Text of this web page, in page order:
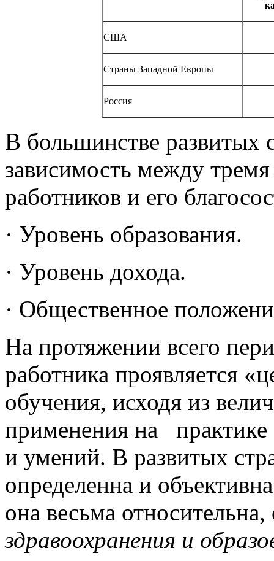
США
Страны Западной Европы
Россия
В большинстве развитых
зависимость между
работников и его
· Уровень образования.
· Уровень дохода.
· Общественное
На протяжении всего
работника проявляется
обучения, исходя из
применения на практике
и умений. В развитых
определенна и
она весьма
здравоохранения и